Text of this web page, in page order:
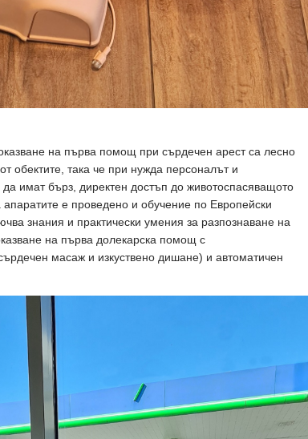
на първа помощ при сърдечен арест са лесно
обектите, така че при нужда персоналът и
да имат бърз, директен достъп до животоспасяващото
е проведено и обучение по Европейски
знания и практически умения за разпознаване на
на първа долекарска помощ с
масаж и изкуствено дишане) и автоматичен